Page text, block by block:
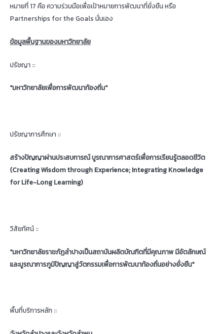
หมายที่ 17 คือ ความร่วมมือเพื่อเป้าหมายการพัฒนาที่ยั่งยืน หรือ
Partnerships for the Goals นั่นเอง
ข้อมูลพื้นฐานของมหาวิทยาลัย
ปรัชญา ::
"มหาวิทยาลัยเพื่อการพัฒนาท้องถิ่น"
ปรัชญาการศึกษา ::
สร้างปัญญาผ่านประสบการณ์ บูรณาการศาสตร์เพื่อการเรียนรู้ตลอดชีวิต
(Creating Wisdom through Experience; Integrating Knowledge
for Life-Long Learning)
วิสัยทัศน์ ::
"มหาวิทยาลัยราชภัฏลำปางเป็นสถาบันผลิตบัณฑิตที่มีคุณภาพ มีอัตลักษณ์
และบูรณาการภูมิปัญญาสู่วัตกรรมเพื่อการพัฒนาท้องถิ่นอย่างยั่งยืน"
พื้นที่บริการหลัก ::